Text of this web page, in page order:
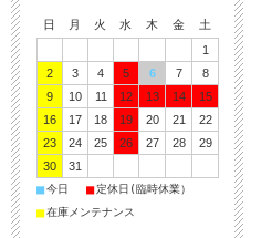
日 月 火 水 木 金
土
1
2
3 4 5 6 7
8
9
10 11 12 13 14
15
16
17 18 19 20 21
22
23
24 25 26 27 28
29
30
31
■今日 ■定休日(臨時休業）
■在庫メンテナンス